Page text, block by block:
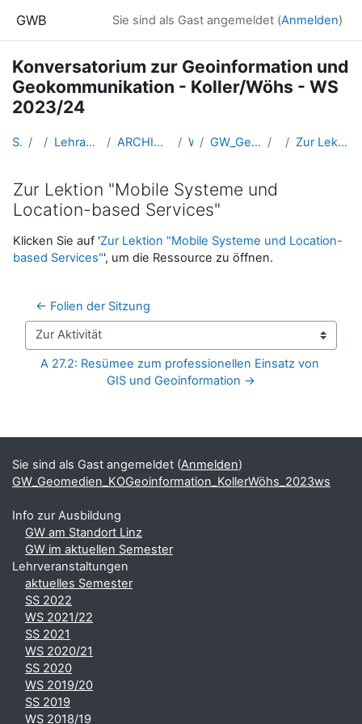
GWB Sie sind als Gast angemeldet (Anmelden)
Konversatorium zur Geoinformation und
Geokommunikation - Koller/Wöhs - WS
2023/24
Startseite Kurse Lehramtsausbildung GW im Cluster Österreich Mitte ARCHIV - Lehrveranstaltungen am Standort Linz - seit 2016 WS_2023/24 GW_Geomedien_KOGeoinformation_KollerWöhs_2023ws 26-07.11. Zur Lektion "Mobile Systeme und Location-based Services"
Zur Lektion "Mobile Systeme und
Location-based Services"
Abschlussbedingungen
Klicken Sie auf 'Zur Lektion "Mobile Systeme und Location-
based Services"', um die Ressource zu öffnen.
← Folien der Sitzung
Zur Aktivität
A 27.2: Resümee zum professionellen Einsatz von
GIS und Geoinformation →
Ergänzungsblöcke
Sie sind als Gast angemeldet (Anmelden)
GW_Geomedien_KOGeoinformation_KollerWöhs_2023ws
Info zur Ausbildung
GW am Standort Linz
GW im aktuellen Semester
Lehrveranstaltungen
aktuelles Semester
SS 2022
WS 2021/22
SS 2021
WS 2020/21
SS 2020
WS 2019/20
SS 2019
WS 2018/19